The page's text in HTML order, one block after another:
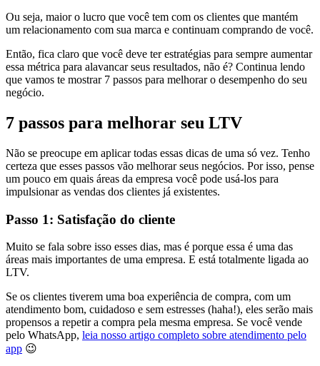
Ou seja, maior o lucro que você tem com os clientes que mantém
um relacionamento com sua marca e continuam comprando de você.
Então, fica claro que você deve ter estratégias para sempre aumentar
essa métrica para alavancar seus resultados, não é? Continua lendo
que vamos te mostrar 7 passos para melhorar o desempenho do seu
negócio.
7 passos para melhorar seu LTV
Não se preocupe em aplicar todas essas dicas de uma só vez. Tenho
certeza que esses passos vão melhorar seus negócios. Por isso, pense
um pouco em quais áreas da empresa você pode usá-los para
impulsionar as vendas dos clientes já existentes.
Passo 1: Satisfação do cliente
Muito se fala sobre isso esses dias, mas é porque essa é uma das
áreas mais importantes de uma empresa. E está totalmente ligada ao
LTV.
Se os clientes tiverem uma boa experiência de compra, com um
atendimento bom, cuidadoso e sem estresses (haha!), eles serão mais
propensos a repetir a compra pela mesma empresa. Se você vende
pelo WhatsApp, leia nosso artigo completo sobre atendimento pelo
app 😉